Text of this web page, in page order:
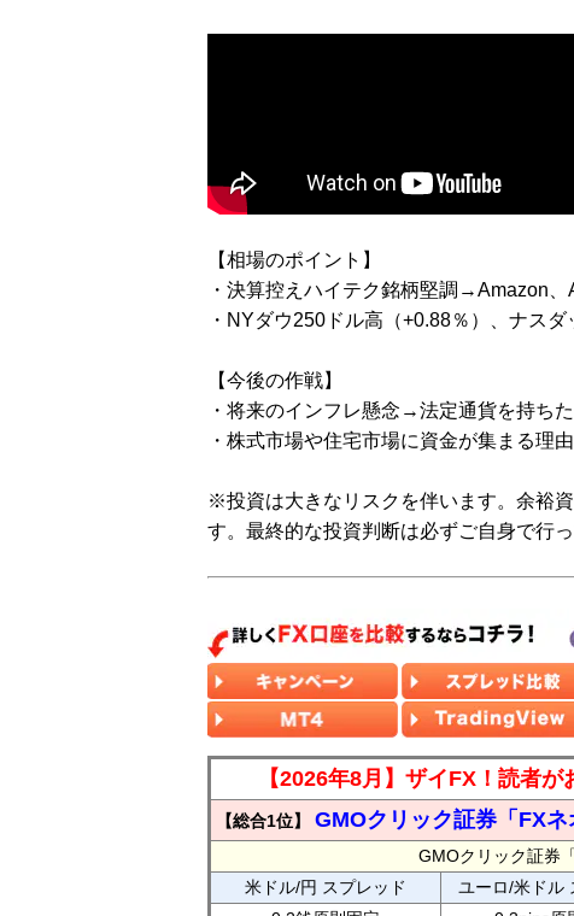
【相場のポイント】
・決算控えハイテク銘柄堅調→Amazon、
・NYダウ250ドル高（+0.88％）、ナスダ
【今後の作戦】
・将来のインフレ懸念→法定通貨を持ち
・株式市場や住宅市場に資金が集まる理
※投資は大きなリスクを伴います。余裕
す。最終的な投資判断は必ずご自身で行
【2026年8月】ザイFX！読者
【総合1位】 GMOクリック証券「FXネ
GMOクリック証券
米ドル/円 スプレッド
ユーロ/米ドル